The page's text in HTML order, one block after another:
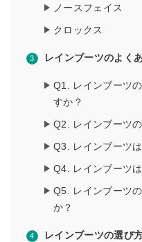
ノースフェイス
クロックス
レインブーツのよく
Q1. レインブーツ
すか？
Q2. レインブーツ
Q3. レインブーツ
Q4. レインブーツ
Q5. レインブーツ
か？
レインブーツの選び